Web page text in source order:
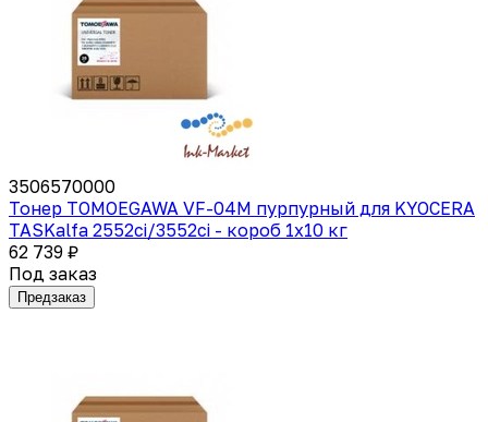
3506570000
Тонер TOMOEGAWA VF-04M пурпурный для KYOCERA
TASKalfa 2552ci/3552ci - короб 1х10 кг
62 739 ₽
Под заказ
Предзаказ